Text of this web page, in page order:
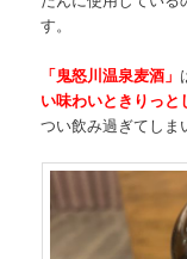
す。
「鬼怒川温泉麦酒」
い味わいときりっと
つい飲み過ぎてしま